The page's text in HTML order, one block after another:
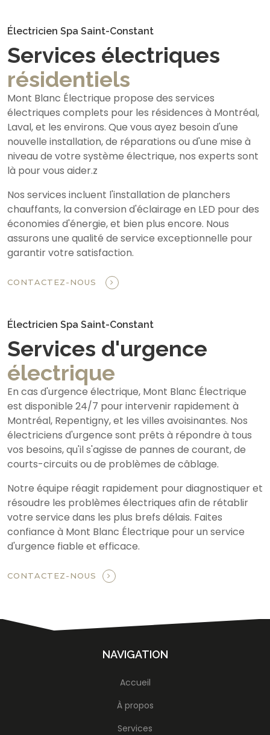
Électricien Spa Saint-Constant
Services électriques
résidentiels
Mont Blanc Électrique propose des services
électriques complets pour les résidences à Montréal,
Laval, et les environs. Que vous ayez besoin d'une
nouvelle installation, de réparations ou d'une mise à
niveau de votre système électrique, nos experts sont
là pour vous aider.z
Nos services incluent l'installation de planchers
chauffants, la conversion d'éclairage en LED pour des
économies d'énergie, et bien plus encore. Nous
assurons une qualité de service exceptionnelle pour
garantir votre satisfaction.
CONTACTEZ-NOUS
Électricien Spa Saint-Constant
Services d'urgence
électrique
En cas d'urgence électrique, Mont Blanc Électrique
est disponible 24/7 pour intervenir rapidement à
Montréal, Repentigny, et les villes avoisinantes. Nos
électriciens d'urgence sont prêts à répondre à tous
vos besoins, qu'il s'agisse de pannes de courant, de
courts-circuits ou de problèmes de câblage.
Notre équipe réagit rapidement pour diagnostiquer et
résoudre les problèmes électriques afin de rétablir
votre service dans les plus brefs délais. Faites
confiance à Mont Blanc Électrique pour un service
d'urgence fiable et efficace.
CONTACTEZ-NOUS
NAVIGATION
Accueil
À propos
Services